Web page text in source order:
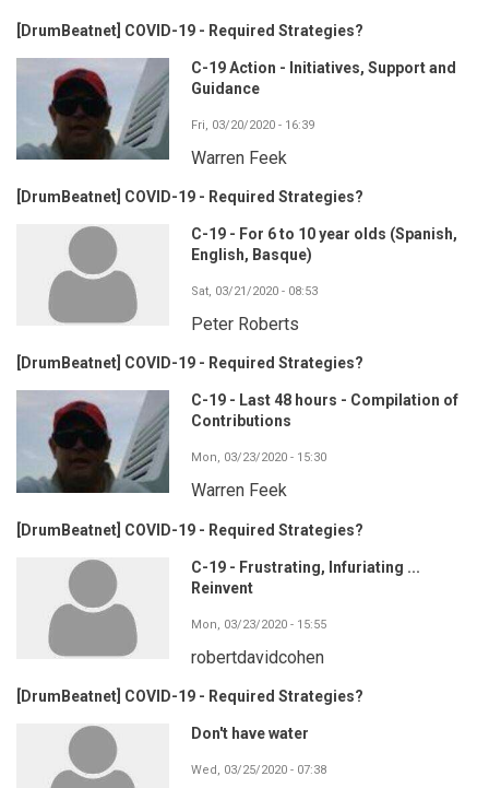
[DrumBeatnet] COVID-19 - Required Strategies?
C-19 Action - Initiatives, Support and
Guidance
Fri, 03/20/2020 - 16:39
Warren Feek
[DrumBeatnet] COVID-19 - Required Strategies?
C-19 - For 6 to 10 year olds (Spanish,
English, Basque)
Sat, 03/21/2020 - 08:53
Peter Roberts
[DrumBeatnet] COVID-19 - Required Strategies?
C-19 - Last 48 hours - Compilation of
Contributions
Mon, 03/23/2020 - 15:30
Warren Feek
[DrumBeatnet] COVID-19 - Required Strategies?
C-19 - Frustrating, Infuriating ...
Reinvent
Mon, 03/23/2020 - 15:55
robertdavidcohen
[DrumBeatnet] COVID-19 - Required Strategies?
Don't have water
Wed, 03/25/2020 - 07:38